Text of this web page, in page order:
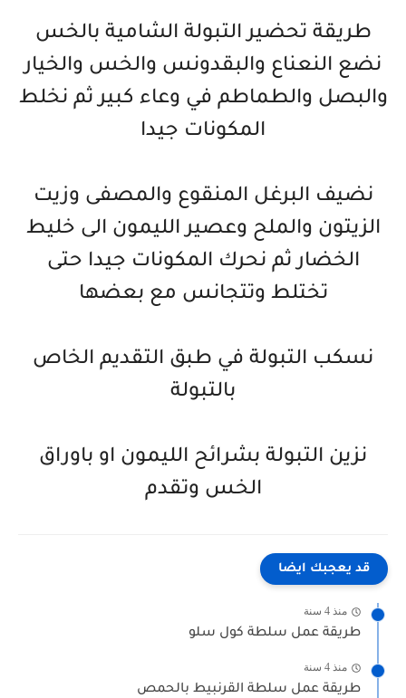
طريقة تحضير التبولة الشامية بالخس
نضع النعناع والبقدونس والخس والخيار
والبصل والطماطم في وعاء كبير ثم نخلط
المكونات جيدا
نضيف البرغل المنقوع والمصفى وزيت
الزيتون والملح وعصير الليمون الى خليط
الخضار ثم نحرك المكونات جيدا حتى
تختلط وتتجانس مع بعضها
نسكب التبولة في طبق التقديم الخاص
بالتبولة
نزين التبولة بشرائح الليمون او باوراق
الخس وتقدم
قد يعجبك ايضا
منذ 4 سنة
طريقة عمل سلطة كول سلو
منذ 4 سنة
طريقة عمل سلطة القرنبيط بالحمص